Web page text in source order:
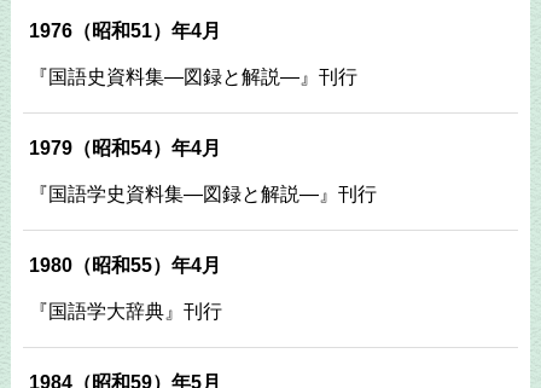
1976（昭和51）年4月
『国語史資料集―図録と解説―』刊行
1979（昭和54）年4月
『国語学史資料集―図録と解説―』刊行
1980（昭和55）年4月
『国語学大辞典』刊行
1984（昭和59）年5月